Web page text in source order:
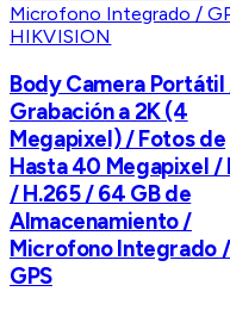
HIKVISION
Body Camera
Grabación a 2K (4
Megapixel) / Fotos de
Hasta 40 Megapixel /
/ H.265 / 64 GB de
Almacenamiento /
Microfono Integrado /
GPS